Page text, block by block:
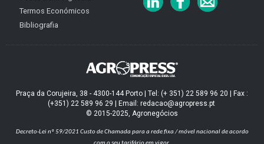
Termos Económicos
Bibliografia
Praça da Corujeira, 38 - 4300-144 Porto | Tel: (+ 351) 22 589 96 20 | Fax :
(+351) 22 589 96 29 | Email: redacao@agropress.pt
© 2015-2025, Agronegócios
Decreto-Lei nº 59/2021 Custo de Chamada para a rede fixa / móvel nacional de acordo